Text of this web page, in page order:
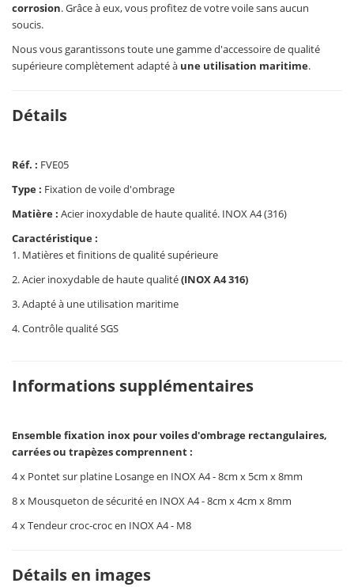
corrosion. Grâce à eux, vous profitez de votre voile sans aucun
soucis.
Nous vous garantissons toute une gamme d'accessoire de qualité
supérieure complètement adapté à une utilisation maritime.
Détails
Réf. : FVE05
Type : Fixation de voile d'ombrage
Matière : Acier inoxydable de haute qualité. INOX A4 (316)
Caractéristique :
1. Matières et finitions de qualité supérieure
2. Acier inoxydable de haute qualité(INOX A4 316)
3. Adapté à une utilisation maritime
4. Contrôle qualité SGS
Informations supplémentaires
Ensemble fixation inox pour voiles d'ombrage rectangulaires,
carrées ou trapèzes comprennent :
4 x Pontet sur platine Losange en INOX A4 - 8cm x 5cm x 8mm
8 x Mousqueton de sécurité en INOX A4 - 8cm x 4cm x 8mm
4 x Tendeur croc-croc en INOX A4 - M8
Détails en images